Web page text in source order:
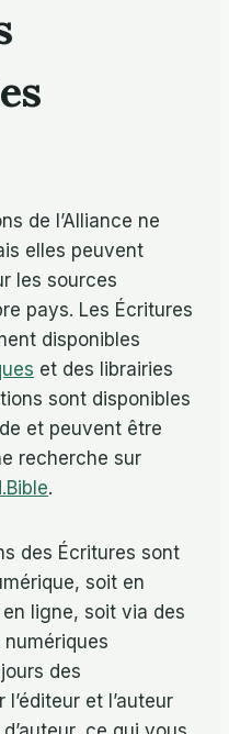
de l’Alliance ne
elles peuvent
les sources
pays. Les Écritures
disponibles
et des librairies
sont disponibles
et peuvent être
recherche sur
.
des Écritures sont
soit en
ligne, soit via des
des
et l’auteur